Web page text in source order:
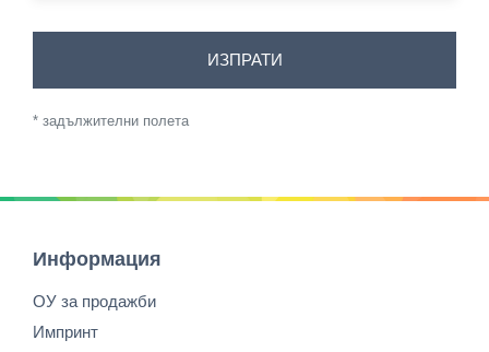
ИЗПРАТИ
* задължителни полета
Информация
ОУ за продажби
Импринт